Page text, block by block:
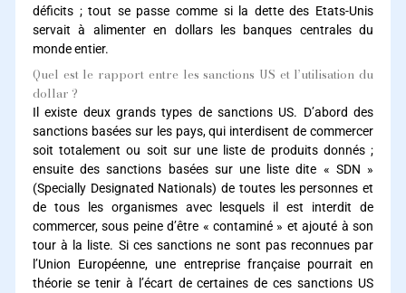
déficits ; tout se passe comme si la dette des Etats-Unis
servait à alimenter en dollars les banques centrales du
monde entier.
Quel est le rapport entre les sanctions US et l’utilisation du
dollar ?
Il existe deux grands types de sanctions US. D’abord des
sanctions basées sur les pays, qui interdisent de commercer
soit totalement ou soit sur une liste de produits donnés ;
ensuite des sanctions basées sur une liste dite « SDN »
(Specially Designated Nationals) de toutes les personnes et
de tous les organismes avec lesquels il est interdit de
commercer, sous peine d’être « contaminé » et ajouté à son
tour à la liste. Si ces sanctions ne sont pas reconnues par
l’Union Européenne, une entreprise française pourrait en
théorie se tenir à l’écart de certaines de ces sanctions US